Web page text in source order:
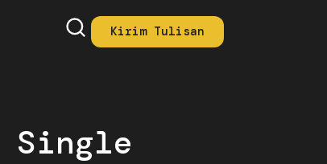
Kirim Tulisan